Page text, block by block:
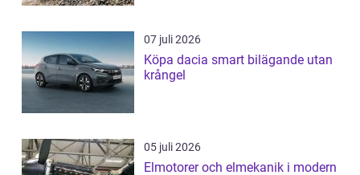
07 juli 2026
Köpa dacia smart bilägande utan
krångel
05 juli 2026
Elmotorer och elmekanik i modern